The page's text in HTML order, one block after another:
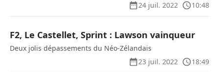
24 juil. 2022
10:48
F2, Le Castellet, Sprint : Lawson vainqueur
Deux jolis dépassements du Néo-Zélandais
23 juil. 2022
18:49